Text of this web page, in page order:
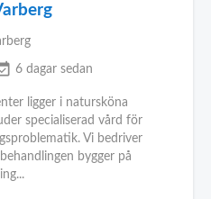
6 dagar sedan
ligger i natursköna
specialiserad vård för
Vi bedriver
bygger på